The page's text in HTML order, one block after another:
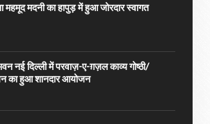
महमूद मदनी का हापुड़ में हुआ जोरदार स्वागत
नई दिल्ली में परवाज़-ए-ग़ज़ल काव्य गोष्ठी/
का हुआ शानदार आयोजन